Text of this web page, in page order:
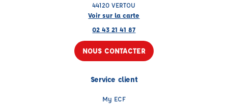
44120 VERTOU
Voir sur la carte
02 43 21 41 87
NOUS CONTACTER
Service client
My ECF